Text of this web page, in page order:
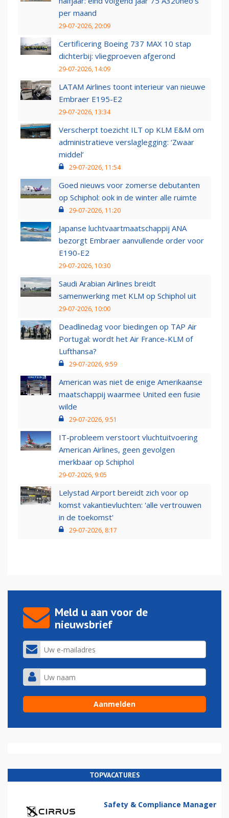
per maand
29-07-2026, 20:09
Certificering Boeing 737 MAX 10 stap
dichterbij: vliegproeven afgerond
29-07-2026, 14:09
LATAM Airlines toont interieur van nieuwe
Embraer E195-E2
29-07-2026, 13:34
Verscherpt toezicht ILT op KLM E&M om
administratieve verslaglegging: ‘Zwaar
middel’
29-07-2026, 11:54
Goed nieuws voor zomerse debutanten
op Schiphol: ook in de winter alle ruimte
29-07-2026, 11:20
Japanse luchtvaartmaatschappij ANA
bezorgt Embraer aanvullende order voor
E190-E2
29-07-2026, 10:30
Saudi Arabian Airlines breidt
samenwerking met KLM op Schiphol uit
29-07-2026, 10:00
Deadlinedag voor biedingen op TAP Air
Portugal: wordt het Air France-KLM of
Lufthansa?
29-07-2026, 9:59
American was niet de enige Amerikaanse
maatschappij waarmee United een fusie
wilde
29-07-2026, 9:51
IT-probleem verstoort vluchtuitvoering
American Airlines, geen gevolgen
merkbaar op Schiphol
29-07-2026, 9:05
Lelystad Airport bereidt zich voor op
komst vakantievluchten: 'alle vertrouwen
in de toekomst'
29-07-2026, 8:17
Meld u aan voor de
nieuwsbrief
TOPVACATURES
Safety & Compliance Manager